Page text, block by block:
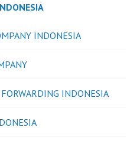
INDONESIA
INDONESIA